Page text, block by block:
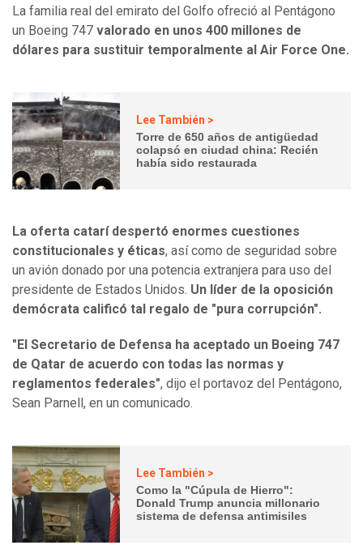
La familia real del emirato del Golfo ofreció al Pentágono
un Boeing 747 valorado en unos 400 millones de
dólares para sustituir temporalmente al Air Force One.
Lee También >
Torre de 650 años de antigüedad
colapsó en ciudad china: Recién
había sido restaurada
La oferta catarí despertó enormes cuestiones
constitucionales y éticas, así como de seguridad sobre
un avión donado por una potencia extranjera para uso del
presidente de Estados Unidos. Un líder de la oposición
demócrata calificó tal regalo de "pura corrupción".
"El Secretario de Defensa ha aceptado un Boeing 747
de Qatar de acuerdo con todas las normas y
reglamentos federales", dijo el portavoz del Pentágono,
Sean Parnell, en un comunicado.
Lee También >
Como la "Cúpula de Hierro":
Donald Trump anuncia millonario
sistema de defensa antimisiles